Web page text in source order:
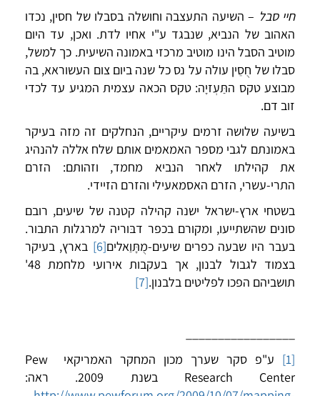
חיי סבל – השיעה התעצבה וחושלה בסבלו של חסין, נכדו
האהוב של הנביא, שנבגד ע"י אחיו לדת. ואכן, עד היום
מוטיב הסבל הינו מוטיב מרכזי באמונה השיעית. כך למשל,
סבלו של חֻסֵין עולה על נס כל שנה ביום צום העשוראא, בה
מבוצע טקס התַּעְזיָה: טקס הכאה עצמית המגיע עד לכדי
זוב דם.
בשיעה שלושה זרמים עיקריים, הנחלקים זה מזה בעיקר
באמונתם לגבי מספר האמאמים אותם שלח אללה להנהיג
את קהילתו לאחר הנביא מחמד, וזהותם: הזרם
התרי-עשרי, הזרם האסמאעילי והזרם הזיידי.
בשטחי ארץ-ישראל ישנה קהילה קטנה של שיעים, רובם
סונים שהשתייעו, ומקורם בכפר דבּוריה למרגלות התבור.
בעבר היו שבעה כפרים שיעים-מֻתָּוַאלים[6]
בארץ, בעיקר
בצמוד לגבול לבנון, אך בעקבות אירועי מלחמת 48'
תושביהם הפכו לפליטים בלבנון.[7]
[1]
ע"פ סקר שערך מכון המחקר האמריקאי Pew
Research Center בשנת 2009. ראה: